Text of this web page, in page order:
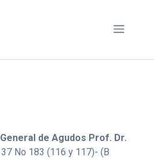
Menú
de Agudos Prof. Dr.
No 183 (116 y 117)- (B